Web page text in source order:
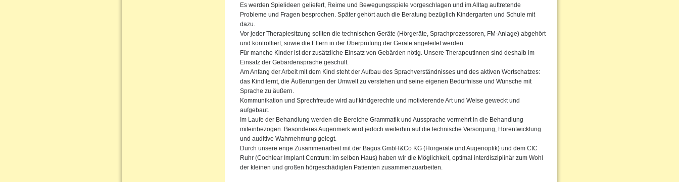
Es werden Spielideen geliefert, Reime und Bewegungsspiele vorgeschlagen und im Alltag auftretende
Probleme und Fragen besprochen. Später gehört auch die Beratung bezüglich Kindergarten und Schule mit
dazu.
Vor jeder Therapiesitzung sollten die technischen Geräte (Hörgeräte, Sprachprozessoren, FM-Anlage) abgehört
und kontrolliert, sowie die Eltern in der Überprüfung der Geräte angeleitet werden.
Für manche Kinder ist der zusätzliche Einsatz von Gebärden nötig. Unsere Therapeutinnen sind deshalb im
Einsatz der Gebärdensprache geschult.
Am Anfang der Arbeit mit dem Kind steht der Aufbau des Sprachverständnisses und des aktiven Wortschatzes:
das Kind lernt, die Äußerungen der Umwelt zu verstehen und seine eigenen Bedürfnisse und Wünsche mit
Sprache zu äußern.
Kommunikation und Sprechfreude wird auf kindgerechte und motivierende Art und Weise geweckt und
aufgebaut.
Im Laufe der Behandlung werden die Bereiche Grammatik und Aussprache vermehrt in die Behandlung
miteinbezogen. Besonderes Augenmerk wird jedoch weiterhin auf die technische Versorgung, Hörentwicklung
und auditive Wahrnehmung gelegt.
Durch unsere enge Zusammenarbeit mit der Bagus GmbH&Co KG (Hörgeräte und Augenoptik) und dem CIC
Ruhr (Cochlear Implant Centrum: im selben Haus) haben wir die Möglichkeit, optimal interdisziplinär zum Wohl
der kleinen und großen hörgeschädigten Patienten zusammenzuarbeiten.